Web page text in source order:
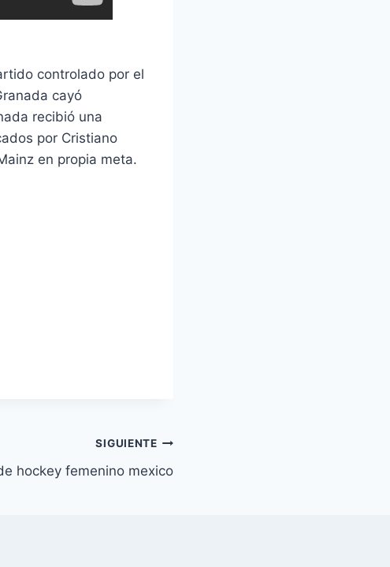
controlado por el
cayó
recibió una
por Cristiano
en propia meta.
SIGUIENTE
hockey femenino mexico